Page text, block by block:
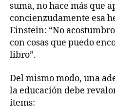
suma, no hace más que
concienzudamente esa
Einstein: “No
con cosas que puedo
libro”.
Del mismo modo, una
la educación debe
ítems: